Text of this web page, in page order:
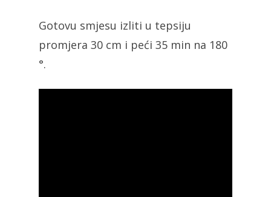
Gotovu smjesu izliti u tepsiju
promjera 30 cm i peći 35 min na 180
°.